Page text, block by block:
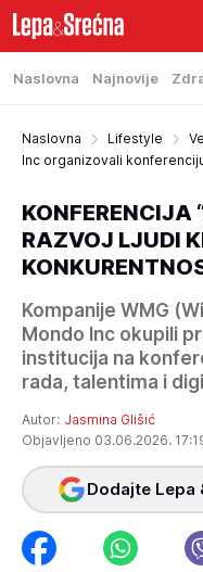
Naslovna Najnovije
Naslovna Lifestyle
Inc organizovali
KONFERENCIJA
RAZVOJ LJUDI
Kompanije WMG
Mondo Inc okupili
institucija na
rada, talentima i
Autor: Jasmina Glišić
Objavljeno 03.06.2026.
Dodajte Lepa